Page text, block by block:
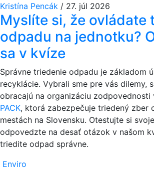
Kristína Pencák / 27. júl 2026
Myslíte si, že ovládate
odpadu na jednotku?
sa v kvíze
Správne triedenie odpadu je základom
recyklácie. Vybrali sme pre vás dilemy,
obracajú na organizáciu
PACK, ktorá zabezpečuje triedený zber
mestách na Slovensku. Otestujte si
odpovedzte na desať otázok v našom
triedite odpad správne.
Enviro